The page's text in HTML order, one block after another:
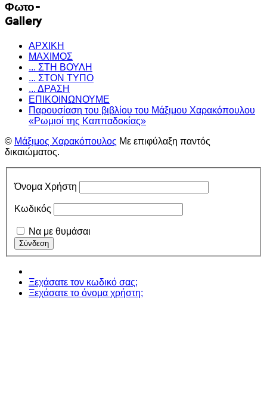
Φωτο-
Gallery
ΑΡΧΙΚΗ
ΜΑΧΙΜΟΣ
... ΣΤΗ ΒΟΥΛΗ
... ΣΤΟΝ ΤΥΠΟ
... ΔΡΑΣΗ
ΕΠΙΚΟΙΝΩΝΟΥΜΕ
Παρουσίαση του βιβλίου του Μάξιμου Χαρακόπουλου
«Ρωμιοί της Καππαδοκίας»
© Μάξιμος Χαρακόπουλος Με επιφύλαξη παντός
δικαιώματος.
Όνομα Χρήστη
Κωδικός
Να με θυμάσαι
Ξεχάσατε τον κωδικό σας;
Ξεχάσατε το όνομα χρήστη;